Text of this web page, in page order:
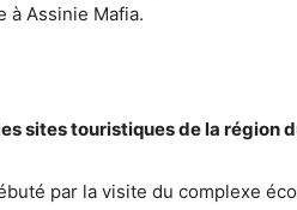
à Assinie Mafia.
sites touristiques de la région
par la visite du complexe